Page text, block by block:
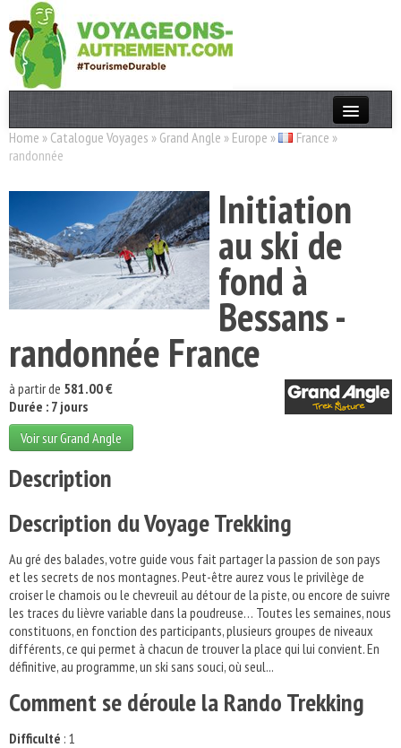
Actualités
Destinations
Acteurs
Thèmes
Home » Catalogue Voyages » Grand Angle » Europe » France »
randonnée
Initiation
au ski de
fond à
Bessans -
randonnée France
à partir de 581.00 €
Durée : 7 jours
Voir sur Grand Angle
Description
Description du Voyage Trekking
Au gré des balades, votre guide vous fait partager la passion de son pays
et les secrets de nos montagnes. Peut-être aurez vous le privilège de
croiser le chamois ou le chevreuil au détour de la piste, ou encore de suivre
les traces du lièvre variable dans la poudreuse… Toutes les semaines, nous
constituons, en fonction des participants, plusieurs groupes de niveaux
différents, ce qui permet à chacun de trouver la place qui lui convient. En
définitive, au programme, un ski sans souci, où seul...
Comment se déroule la Rando Trekking
Difficulté : 1